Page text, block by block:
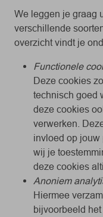
We leggen je graag
verschillende
overzicht vindt je
Functionele
Deze cookies
technisch goed
deze cookies
verwerken.
invloed op jouw
wij je
deze cookies
Anoniem
Hiermee
bijvoorbeeld